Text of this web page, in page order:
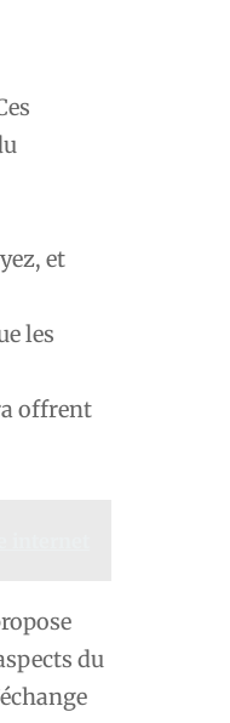
et
les
offrent
du